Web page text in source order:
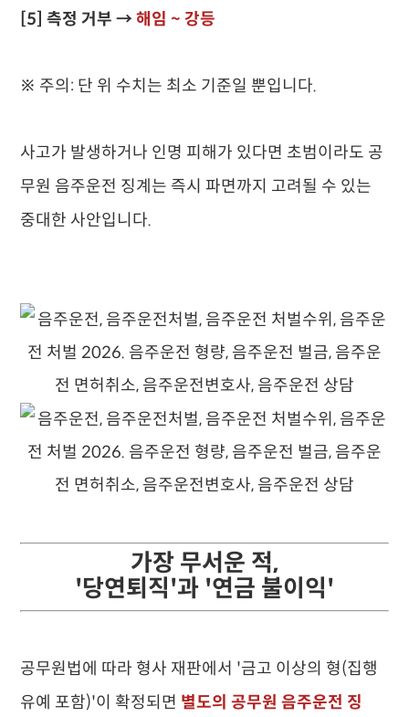
[5] 측정 거부 →해임 ~ 강등
※ 주의: 단 위 수치는 최소 기준일 뿐입니다.
사고가 발생하거나 인명 피해가 있다면 초범이라도 공
무원 음주운전 징계는 즉시 파면까지 고려될 수 있는
중대한 사안입니다.
가장 무서운 적,
'당연퇴직'과 '연금 불이익'
공무원법에 따라 형사 재판에서 '금고 이상의 형(집행
유예 포함)'이 확정되면 별도의 공무원 음주운전 징